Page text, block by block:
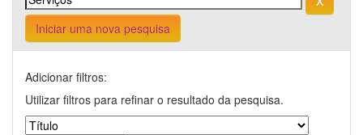
Iniciar uma nova pesquisa
Adicionar filtros:
Utilizar filtros para refinar o resultado da pesquisa.